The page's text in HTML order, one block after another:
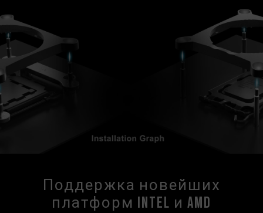
Поддержка новейших
платформ Intel и AMD